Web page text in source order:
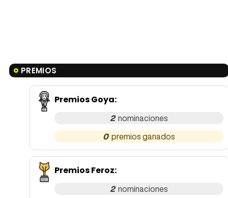
PREMIOS
Premios Goya:
2
0
Premios Feroz:
2